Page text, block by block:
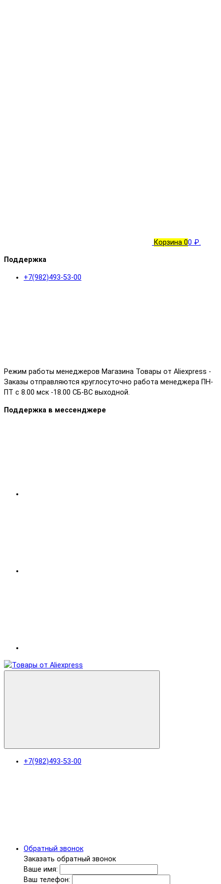
Корзина 00 ₽.
Поддержка
+7(982)493-53-00
Режим работы менеджеров Магазина Товары от Aliexpress -
Заказы отправляются круглосуточно работа менеджера ПН-
ПТ с 8.00 мск -18.00 СБ-ВС выходной.
Поддержка в мессенджере
+7(982)493-53-00
Обратный звонок
Заказать обратный звонок
Ваше имя:
Ваш телефон: